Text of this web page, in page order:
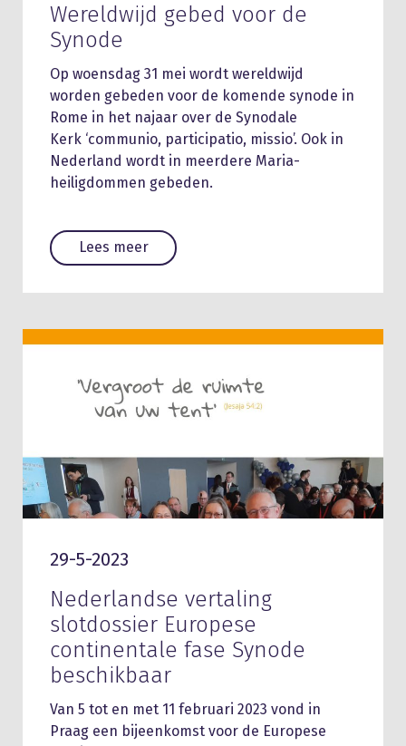
Wereldwijd gebed voor de
Synode
Op woensdag 31 mei wordt wereldwijd
worden gebeden voor de komende synode in
Rome in het najaar over de Synodale
Kerk ‘communio, participatio, missio’. Ook in
Nederland wordt in meerdere Maria-
heiligdommen gebeden.
Lees meer
29-5-2023
Nederlandse vertaling
slotdossier Europese
continentale fase Synode
beschikbaar
Van 5 tot en met 11 februari 2023 vond in
Praag een bijeenkomst voor de Europese